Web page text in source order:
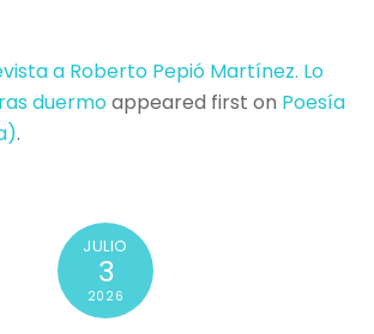
a Roberto Pepió Martínez. Lo
duermoappeared first on Poesí­a
.
JULIO
3
2026